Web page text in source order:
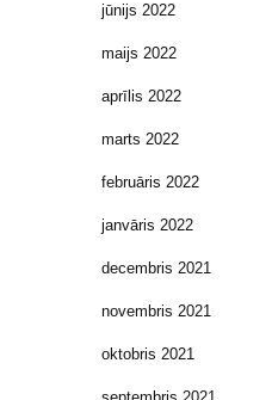
jūnijs 2022
maijs 2022
aprīlis 2022
marts 2022
februāris 2022
janvāris 2022
decembris 2021
novembris 2021
oktobris 2021